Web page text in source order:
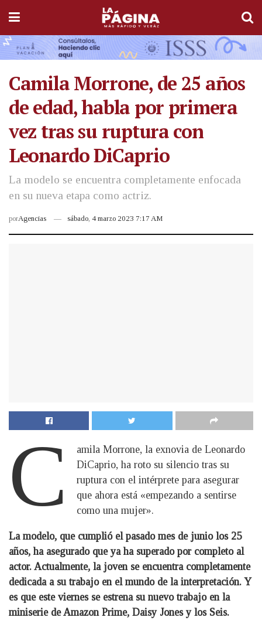
Camila Morrone, de 25 años
de edad, habla por primera
vez tras su ruptura con
Leonardo DiCaprio
La modelo se encuentra completamente enfocada
en su nueva etapa como actriz.
porAgencias sábado, 4 marzo 2023 7:17 AM
C
amila Morrone, la exnovia de Leonardo
DiCaprio, ha roto su silencio tras su
ruptura con el intérprete para asegurar
que ahora está «empezando a sentirse
como una mujer».
La modelo, que cumplió el pasado mes de junio los 25
años, ha asegurado que ya ha superado por completo al
actor. Actualmente, la joven se encuentra completamente
dedicada a su trabajo en el mundo de la interpretación. Y
es que este viernes se estrena su nuevo trabajo en la
miniserie de Amazon Prime, Daisy Jones y los Seis.